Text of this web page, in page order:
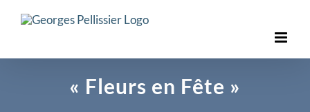
« Fleurs en Fête »